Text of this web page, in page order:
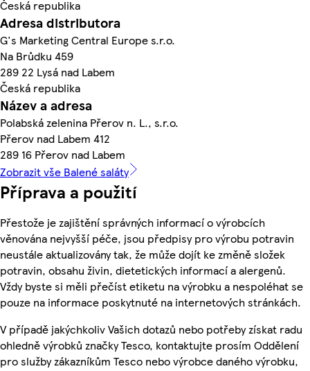
Česká republika
Adresa distributora
G's Marketing Central Europe s.r.o.
Na Brůdku 459
289 22 Lysá nad Labem
Česká republika
Název a adresa
Polabská zelenina Přerov n. L., s.r.o.
Přerov nad Labem 412
289 16 Přerov nad Labem
Zobrazit vše Balené saláty
Příprava a použití
Přestože je zajištění správných informací o výrobcích
věnována nejvyšší péče, jsou předpisy pro výrobu potravin
neustále aktualizovány tak, že může dojít ke změně složek
potravin, obsahu živin, dietetických informací a alergenů.
Vždy byste si měli přečíst etiketu na výrobku a nespoléhat se
pouze na informace poskytnuté na internetových stránkách.
V případě jakýchkoliv Vašich dotazů nebo potřeby získat radu
ohledně výrobků značky Tesco, kontaktujte prosím Oddělení
pro služby zákazníkům Tesco nebo výrobce daného výrobku,